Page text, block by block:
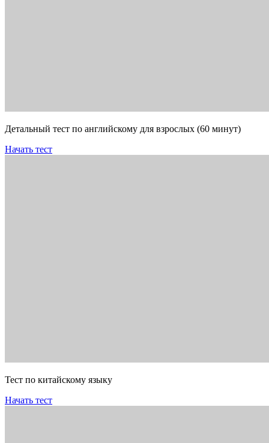
Детальный тест по английскому для взрослых (60 минут)
Начать тест
Тест по китайскому языку
Начать тест